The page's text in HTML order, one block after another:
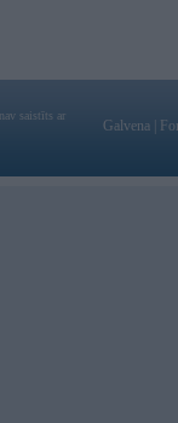
saistīts ar
Galvena